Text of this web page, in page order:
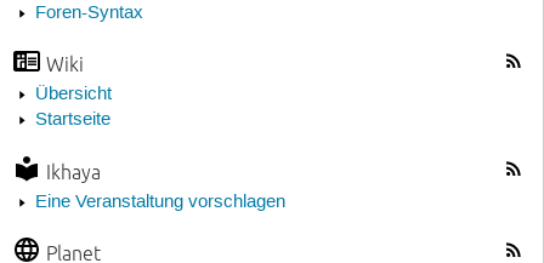
Foren-Syntax
Wiki
Übersicht
Startseite
Ikhaya
Eine Veranstaltung vorschlagen
Planet